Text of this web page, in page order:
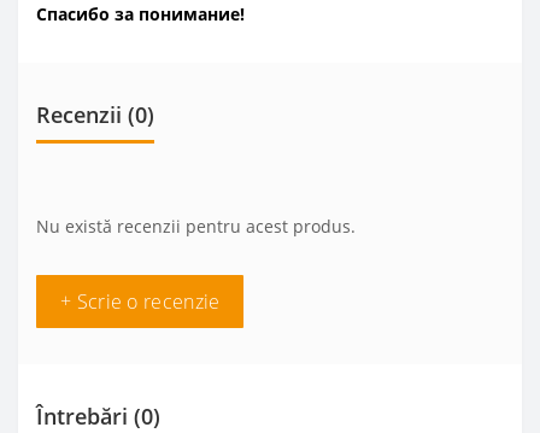
Спасибо за понимание!
Recenzii (0)
Nu există recenzii pentru acest produs.
+ Scrie o recenzie
Întrebări (0)